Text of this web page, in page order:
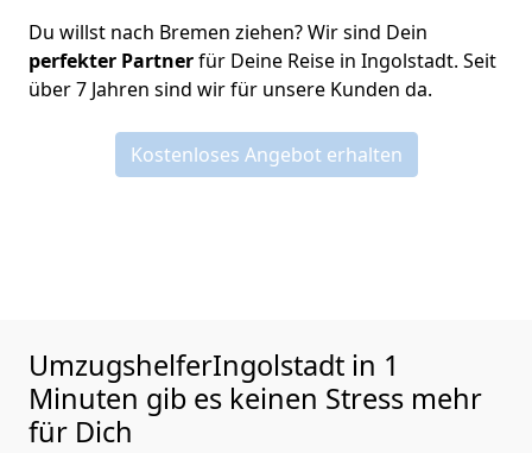
Du willst nach Bremen ziehen? Wir sind Dein
perfekter Partnerfür Deine Reise in Ingolstadt. Seit
über 7 Jahren sind wir für unsere Kunden da.
Kostenloses Angebot erhalten
UmzugshelferIngolstadt in 1
Minuten gib es keinen Stress mehr
für Dich